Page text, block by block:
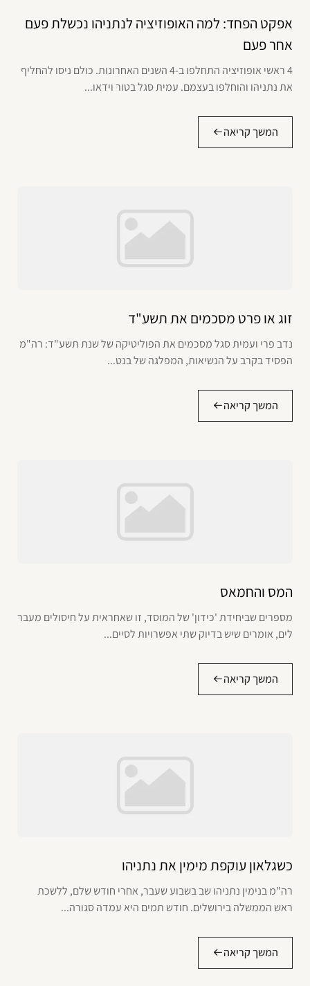
אפקט הפחד: למה האופוזיציה לנתניהו נכשלת פעם
אחר פעם
4 ראשי אופוזיציה התחלפו ב-4 השנים האחרונות. כולם ניסו להחליף
את נתניהו והוחלפו בעצמם. עמית סגל בטור וידאו...
המשך קריאה
זוג או פרט מסכמים את תשע"ד
נדב פרי ועמית סגל מסכמים את הפוליטיקה של שנת תשע"ד: רה"מ
הפסיד בקרב על הנשיאות, המפלגה של בנט...
המשך קריאה
המס והחמאס
מספרים שביחידת 'כידון' של המוסד, זו שאחראית על חיסולים מעבר
לים, אומרים שיש בדיוק שתי אפשרויות לסיים...
המשך קריאה
כשגלאון עוקפת מימין את נתניהו
רה"מ בנימין נתניהו שב בשבוע שעבר, אחרי חודש שלם, ללשכת
ראש הממשלה בירושלים. חודש תמים היא עמדה סגורה...
המשך קריאה